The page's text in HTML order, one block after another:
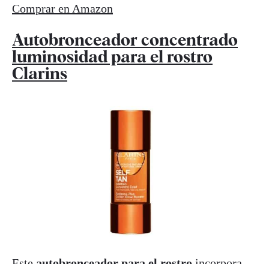
Comprar en Amazon
Autobronceador concentrado
luminosidad para el rostro
Clarins